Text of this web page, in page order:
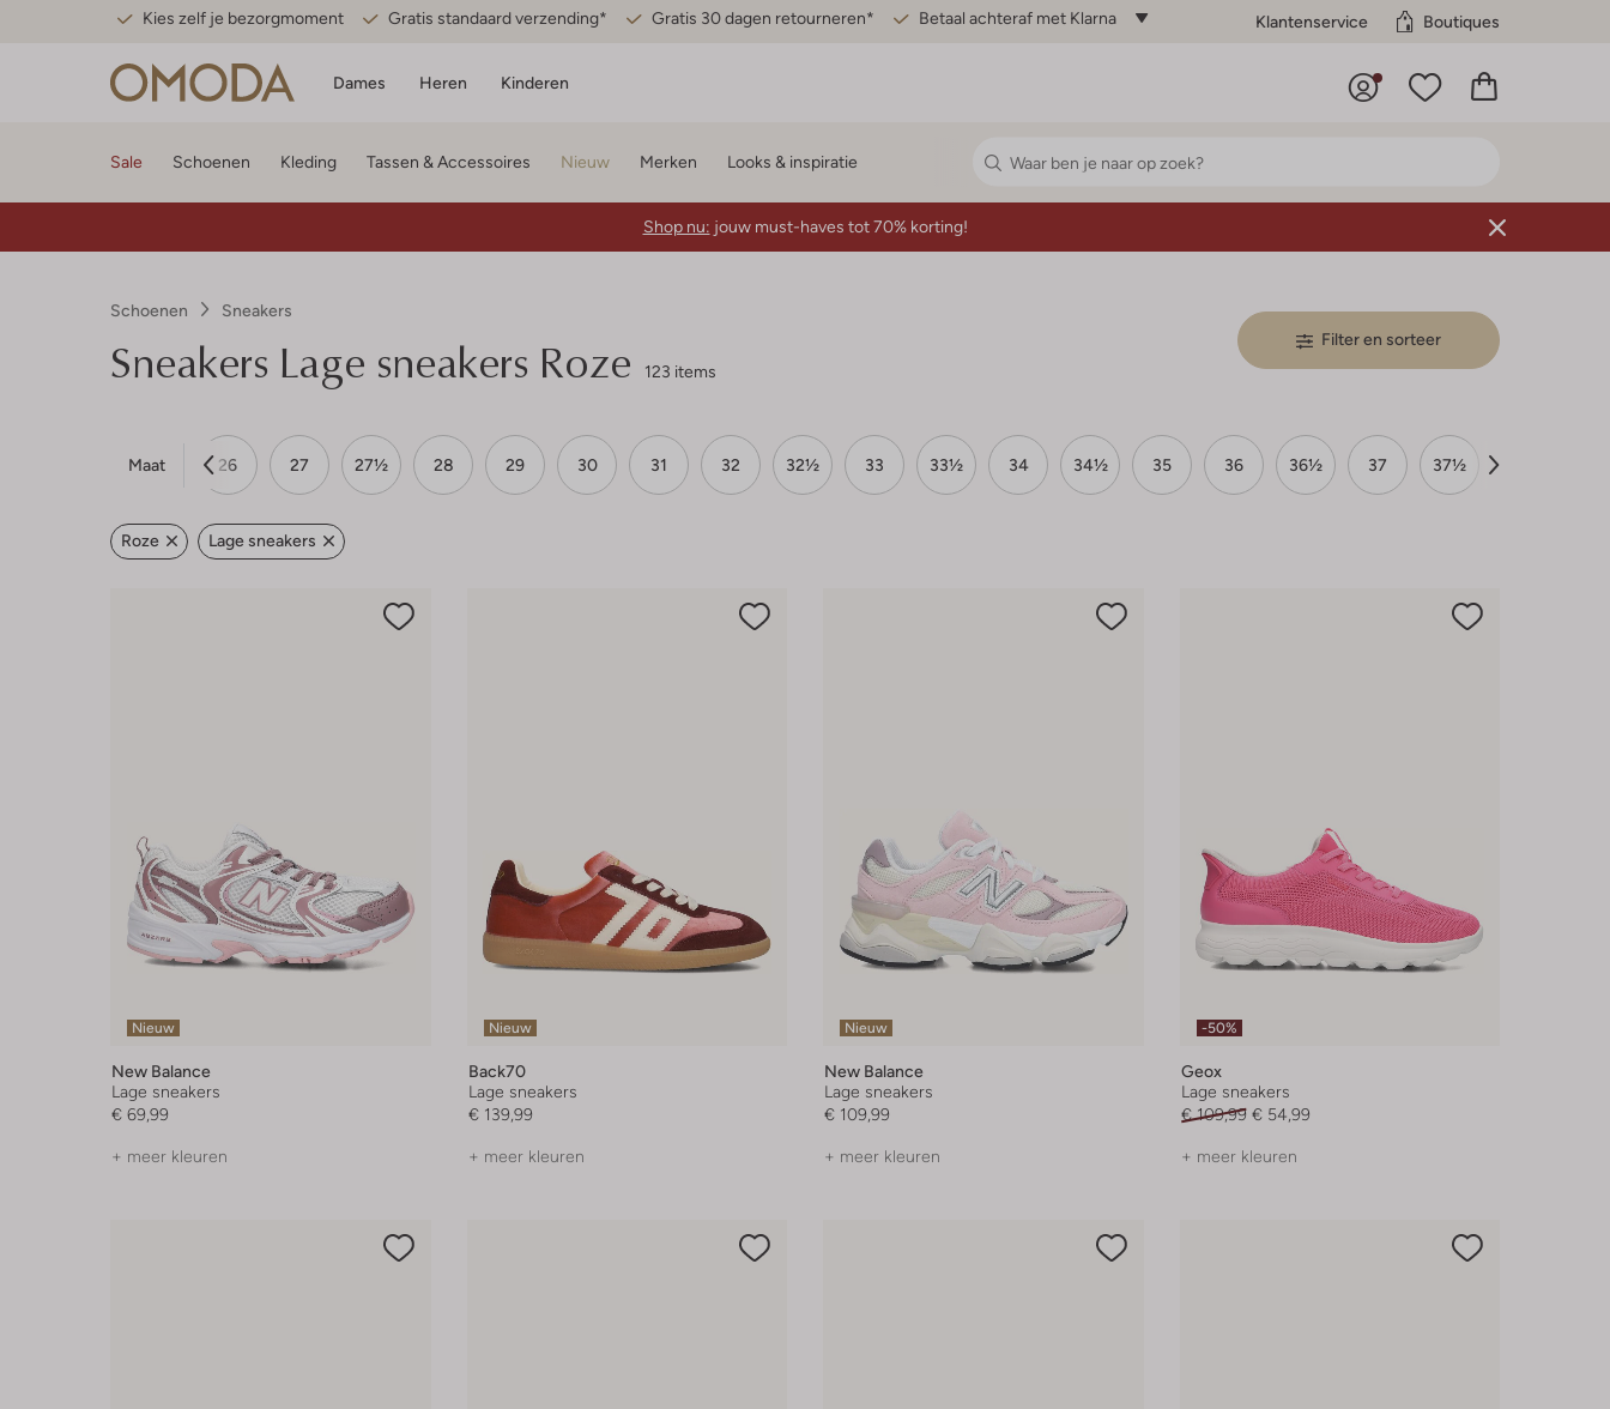
Kies zelf je bezorgmoment Gratis standaard verzending* Gratis 30 dagen retourneren* Betaal achteraf met Klarna Klantenservice Boutiques
Dames Heren Kinderen
Sale Schoenen Kleding Tassen & Accessoires Nieuw Merken Looks & inspiratie
Shop nu: jouw must-haves tot 70% korting!
Schoenen Sneakers
Sneakers Lage sneakers Roze 123 items
Filter en sorteer
Maat
25 26 27 27½ 28 29 30 31 32 32½ 33 33½ 34 34½ 35 36 36½ 37 37½
Roze Lage sneakers
Nieuw
New Balance
Lage sneakers
€ 69,99
+ meer kleuren
Nieuw
Back70
Lage sneakers
€ 139,99
+ meer kleuren
Nieuw
New Balance
Lage sneakers
€ 109,99
+ meer kleuren
-50%
Geox
Lage sneakers
€ 109,99 € 54,99
+ meer kleuren